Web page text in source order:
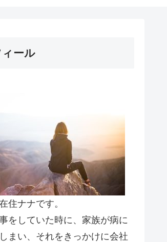
ール
住ナナです。
をしていた時に、家族が病に
まい、それをきっかけに会社